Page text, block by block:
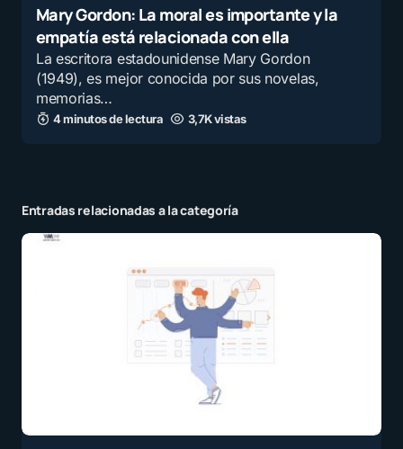
Mary Gordon: La moral es importante y la
empatía está relacionada con ella
La escritora estadounidense Mary Gordon
(1949), es mejor conocida por sus novelas,
memorias…
4 minutos de lectura 3,7K vistas
Entradas relacionadas a la categoría